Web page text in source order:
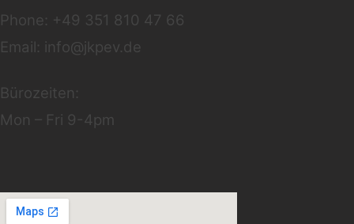
Phone: +49 351 810 47 66
Email: info@jkpev.de
Bürozeiten:
Mon – Fri 9-4pm